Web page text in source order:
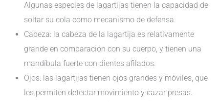
Algunas especies de lagartijas tienen la capacidad de
soltar su cola como mecanismo de defensa.
Cabeza: la cabeza de la lagartija es relativamente
grande en comparación con su cuerpo, y tienen una
mandíbula fuerte con dientes afilados.
Ojos: las lagartijas tienen ojos grandes y móviles, que
les permiten detectar movimiento y cazar presas.